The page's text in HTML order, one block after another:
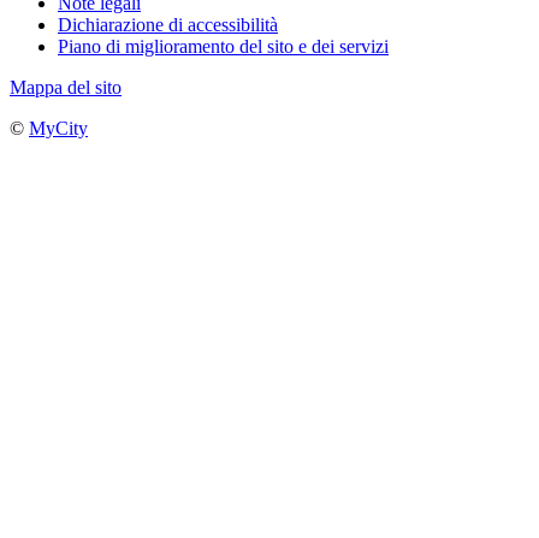
Dichiarazione di accessibilità
Piano di miglioramento del sito e dei servizi
Mappa del sito
© MyCity